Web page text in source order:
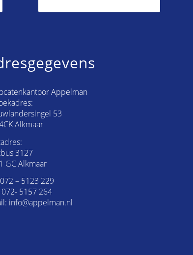
Appelman
53
Alkmaar
3127
GC Alkmaar
072 – 5123 229
072- 5157 264
info@appelman.nl